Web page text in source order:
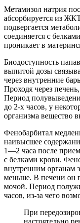
Метамизол натрия
абсорбируется из
подвергается
соединяется с
проникает в
Биодоступность
выпитой дозы
через внутренние
Проходя через
Период
до 2-х часов, у
организма вещество
Фенобарбитал
наивысшее
1—2 часа после
с белками крови.
внутренним органам
меньше. В печени он
мочой. Период
часов, из-за чего
При
настоятельно